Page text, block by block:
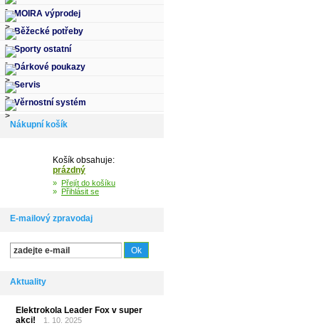
MOIRA výprodej
Běžecké potřeby
Sporty ostatní
Dárkové poukazy
Servis
Věrnostní systém
Nákupní košík
Košík obsahuje:
prázdný
» Přejít do košíku
» Přihlásit se
E-mailový zpravodaj
Aktuality
Elektrokola Leader Fox v super
akci!
1. 10. 2025